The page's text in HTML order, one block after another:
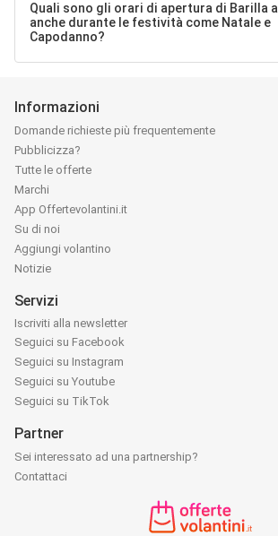
Quali sono gli orari di apertura di Barilla a
anche durante le festività come Natale e
Capodanno?
Informazioni
Domande richieste più frequentemente
Pubblicizza?
Tutte le offerte
Marchi
App Offertevolantini.it
Su di noi
Aggiungi volantino
Notizie
Servizi
Iscriviti alla newsletter
Seguici su Facebook
Seguici su Instagram
Seguici su Youtube
Seguici su TikTok
Partner
Sei interessato ad una partnership?
Contattaci